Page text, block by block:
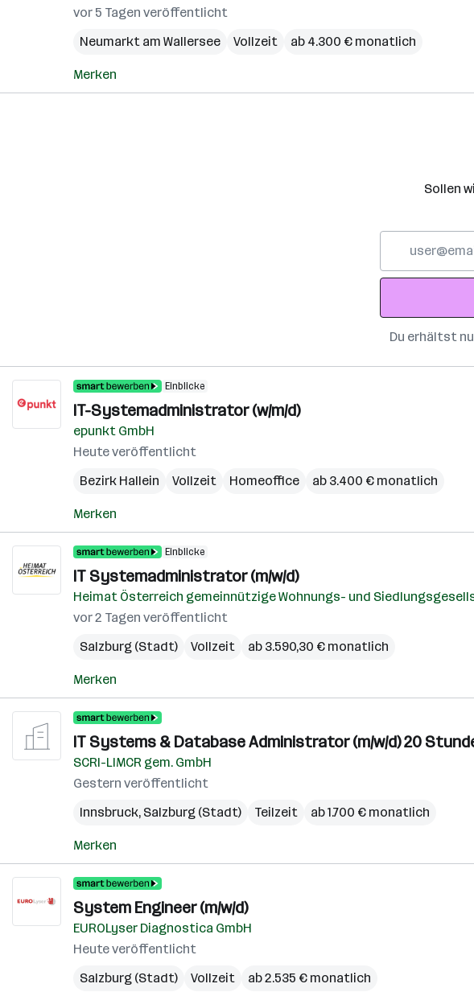
vor 5 Tagen veröffentlicht
Neumarkt am Wallersee
Vollzeit ab 4.300 € monatlich
Merken
Sollen
Adresse
Du erhältst
Einblicke
IT-Systemadministrator (w/m/d)
epunkt GmbH
Heute veröffentlicht
Bezirk Hallein
Vollzeit Homeoffice ab 3.400 € monatlich
Merken
Einblicke
IT Systemadministrator (m/w/d)
Heimat Österreich gemeinnützige Wohnungs- und
vor 2 Tagen veröffentlicht
Salzburg (Stadt)
Vollzeit ab 3.590,30 € monatlich
Merken
IT Systems & Database Administrator (m/w/d) 20
SCRI-LIMCR gem. GmbH
Gestern veröffentlicht
Innsbruck, Salzburg (Stadt) Teilzeit ab 1.700 € monatlich
Merken
System Engineer (m/w/d)
EUROLyser Diagnostica GmbH
Heute veröffentlicht
Salzburg (Stadt)
Vollzeit ab 2.535 € monatlich